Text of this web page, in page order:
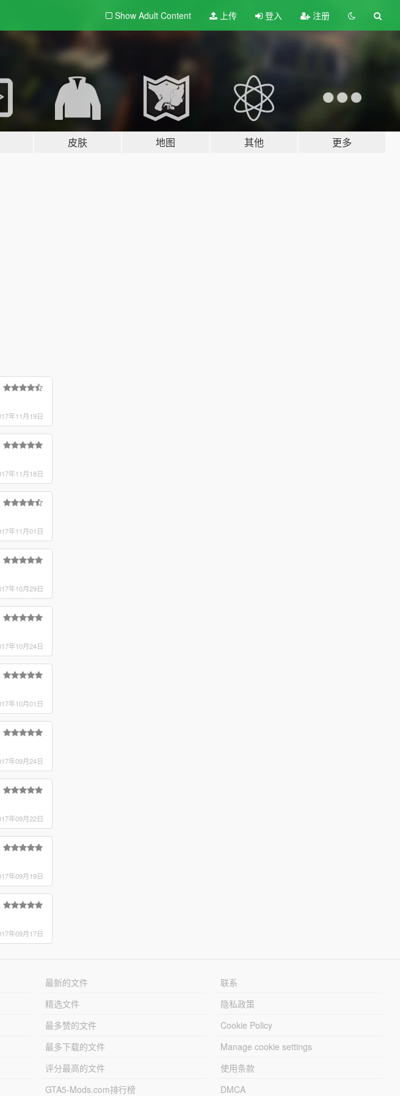
Show Adult Content 上传 登入 注册
皮肤 地图 其他 更多
年11月19日
年11月18日
年11月01日
年10月29日
年10月24日
年10月01日
年09月24日
年09月22日
年09月19日
年09月17日
最新的文件
精选文件
最多赞的文件
最多下载的文件
评分最高的文件
GTA5-Mods.com排行榜
联系
隐私政策
Cookie Policy
Manage cookie settings
使用条款
DMCA